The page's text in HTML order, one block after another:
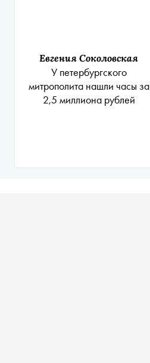
Евгения Соколовская
У петербургского
митрополита нашли часы за
2,5 миллиона рублей